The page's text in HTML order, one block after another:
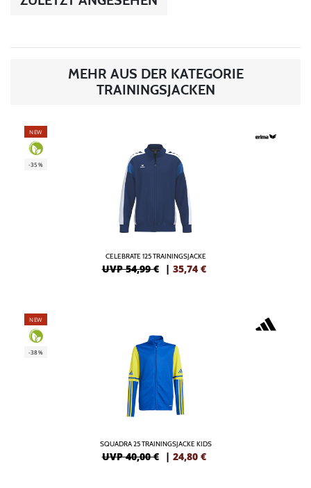
MEHR AUS DER KATEGORIE
TRAININGSJACKEN
NEW
-35%
CELEBRATE 125 TRAININGSJACKE
UVP 54,99 € | 35,74 €
NEW
-38%
SQUADRA 25 TRAININGSJACKE KIDS
UVP 40,00 € | 24,80 €